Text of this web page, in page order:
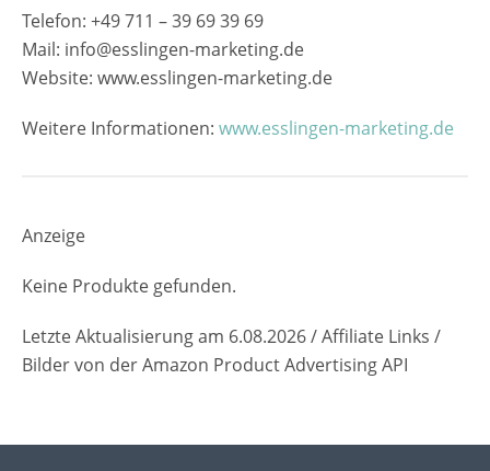
Telefon: +49 711 – 39 69 39 69
Mail: info@esslingen-marketing.de
Website: www.esslingen-marketing.de
Weitere Informationen: www.esslingen-marketing.de
Anzeige
Keine Produkte gefunden.
Letzte Aktualisierung am 6.08.2026 / Affiliate Links /
Bilder von der Amazon Product Advertising API